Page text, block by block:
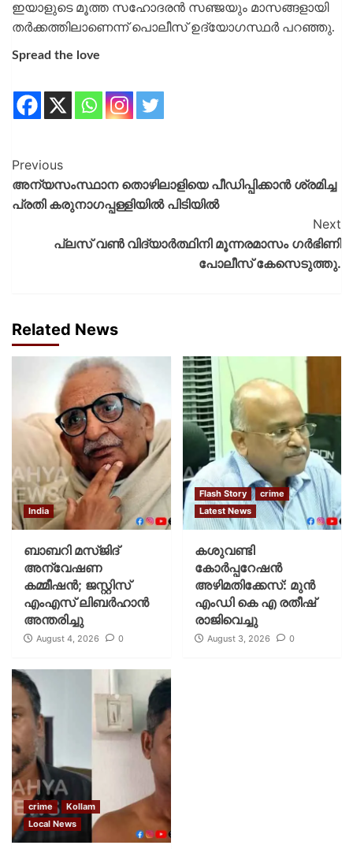
ഇയാളുടെ മൂത്ത സഹോദരന്‍ സഞ്ജയും മാസങ്ങളായി
തര്‍ക്കത്തിലാണെന്ന് പൊലീസ് ഉദ്യോഗസ്ഥര്‍ പറഞ്ഞു.
Spread the love
Previous
അന്യസംസ്ഥാന തൊഴിലാളിയെ പീഡിപ്പിക്കാൻ ശ്രമിച്ച
പ്രതി കരുനാ​ഗപ്പള്ളിയിൽ പിടിയിൽ
Next
പ്ലസ് വൺ വിദ്യാർത്ഥിനി മൂന്നരമാസം ഗർഭിണി
പോലീസ് കേസെടുത്തു.
Related News
India
ബാബറി മസ്ജിദ്
അന്വേഷണ
കമ്മീഷന്‍; ജസ്റ്റിസ്
എംഎസ് ലിബര്‍ഹാന്‍
അന്തരിച്ചു
August 4, 2026 0
Flash Story
crime
Latest News
കശുവണ്ടി
കോര്‍പ്പറേഷന്‍
അഴിമതിക്കേസ്: മുന്‍
എംഡി കെ എ രതീഷ്
രാജിവെച്ചു
August 3, 2026 0
crime
Kollam
Local News